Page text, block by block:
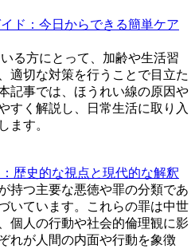
ド：今日からできる簡単ケア
る方にとって、加齢や生活習
適切な対策を行うことで目立た
記事では、ほうれい線の原因や
すく解説し、日常生活に取り入
ます。
歴史的な視点と現代的な解釈
持つ主要な悪徳や罪の分類であ
いています。これらの罪は中世
個人の行動や社会的倫理観に影
れが人間の内面や行動を象徴